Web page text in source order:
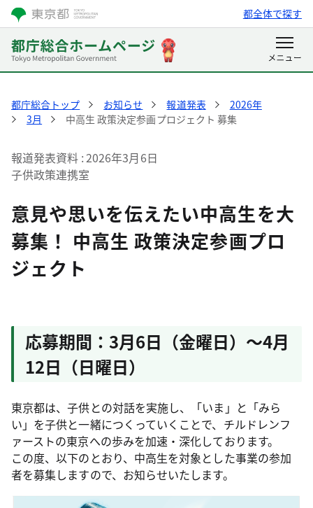
都全体で探す
都庁総合トップ お知らせ 報道発表
2026年
3月
中高生 政策決定参画プロジェクト 募集
報道発表資料 2026年3月6日
子供政策連携室
意見や思いを伝えたい中高生を大
募集！ 中高生 政策決定参画プロ
ジェクト
応募期間：3月6日（金曜日）～4月
12日（日曜日）
東京都は、子供との対話を実施し、「いま」と「みら
い」を子供と一緒につくっていくことで、チルドレンフ
ァーストの東京への歩みを加速・深化しております。
この度、以下のとおり、中高生を対象とした事業の参加
者を募集しますので、お知らせいたします。